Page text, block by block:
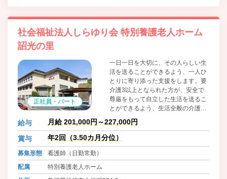
社会福祉法人しらゆり会 特別養護老人ホーム
詔光の里
正社員・パート
一日一日を大切に、その人らしい生
活を送ることができるよう、一人ひ
とりに寄り添った支援をします。要
介護3以上となられた方が、安全で
尊厳をもって自立した生活を送るこ
とができるよう、生活全般の介護支
援をします。また、リハビリ体操や
書道、生け花など趣味の活動のほ
か、年間を通して行事活動を行って
います。
給与 月給 201,000円～227,000円
賞与 年2回（3.50カ月分位）
募集形態
看護師（日勤常勤）
配属
特別養護老人ホーム